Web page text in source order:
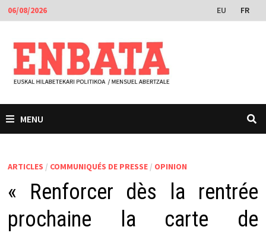
Passer
au
contenu
06/08/2026 EU FR
MENU
ARTICLES / COMMUNIQUÉS DE PRESSE/ OPINION
« Renforcer dès la rentrée
prochaine la carte de